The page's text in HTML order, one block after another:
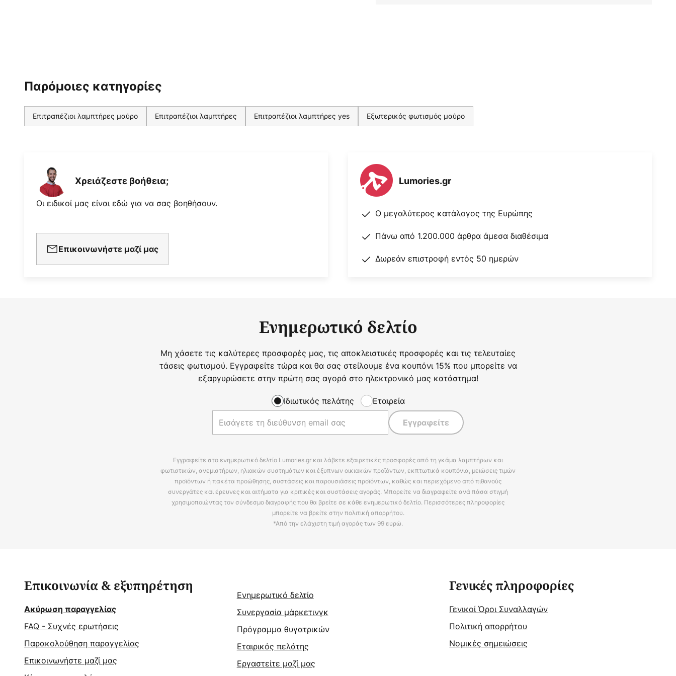
Παρόμοιες κατηγορίες
Επιτραπέζιοι λαμπτήρες μαύρο Επιτραπέζιοι λαμπτήρες Επιτραπέζιοι λαμπτήρες yes Εξωτερικός φωτισμός μαύρο
Χρειάζεστε βοήθεια;
Οι ειδικοί μας είναι εδώ για να σας βοηθήσουν.
Επικοινωνήστε μαζί μας
Lumories.gr
Ο μεγαλύτερος κατάλογος της Ευρώπης
Πάνω από 1.200.000 άρθρα άμεσα διαθέσιμα
Δωρεάν επιστροφή εντός 50 ημερών
Ενημερωτικό δελτίο
Μη χάσετε τις καλύτερες προσφορές μας, τις αποκλειστικές προσφορές και τις τελευταίες
τάσεις φωτισμού. Εγγραφείτε τώρα και θα σας στείλουμε ένα κουπόνι 15% που μπορείτε να
εξαργυρώσετε στην πρώτη σας αγορά στο ηλεκτρονικό μας κατάστημα!
Ιδιωτικός πελάτης Εταιρεία
Εγγραφείτε
Εγγραφείτε στο ενημερωτικό δελτίο Lumories.gr και λάβετε εξαιρετικές προσφορές από τη γκάμα λαμπτήρων και
φωτιστικών, ανεμιστήρων, ηλιακών συστημάτων και έξυπνων οικιακών προϊόντων, εκπτωτικά κουπόνια, μειώσεις τιμών
προϊόντων ή πακέτα προώθησης, συστάσεις και παρουσιάσεις προϊόντων, καθώς και περιεχόμενο από πιθανούς
συνεργάτες και έρευνες και αιτήματα για κριτικές και συστάσεις αγοράς. Μπορείτε να διαγραφείτε ανά πάσα στιγμή
χρησιμοποιώντας τον σύνδεσμο διαγραφής που θα βρείτε σε κάθε ενημερωτικό δελτίο. Περισσότερες πληροφορίες
μπορείτε να βρείτε στην πολιτική απορρήτου.
*Από την ελάχιστη τιμή αγοράς των 99 ευρώ.
Επικοινωνία & εξυπηρέτηση
Ακύρωση παραγγελίας
FAQ - Συχνές ερωτήσεις
Παρακολούθηση παραγγελίας
Επικοινωνήστε μαζί μας
Ενημερωτικό δελτίο
Συνεργασία μάρκετινγκ
Πρόγραμμα θυγατρικών
Εταιρικός πελάτης
Εργαστείτε μαζί μας
Γενικές πληροφορίες
Γενικοί Όροι Συναλλαγών
Πολιτική απορρήτου
Νομικές σημειώσεις